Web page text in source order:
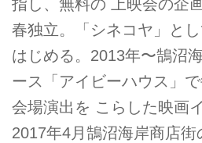
指し、無料の 上映会の企
春独立。「シネコヤ」と
はじめる。2013年〜鵠沼
ース「アイビーハウス」
会場演出を こらした映画
2017年4月鵠沼海岸商店